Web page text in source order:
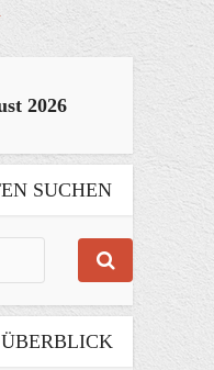
2026
SUCHEN